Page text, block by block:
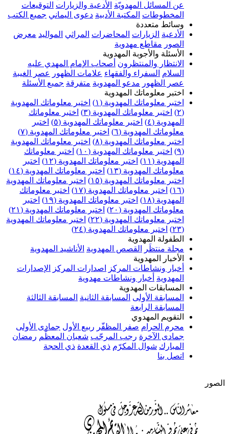
عن المسائل المهدويّة الأدعية والزيارات التوقيعات
المخطوطات المكتبة الأدبية دعوى اليماني جميع الكتب
وسائط متعددة
الأدعية الزيارات المحاضرات المراثي المواليد معرض
الصور مقاطع مهدوية
الأسئلة والأجوبة المهدوية
الانتظار والمنتظرون أصحاب الإمام المهدي عليه
السلام السفراء والفقهاء علامات الظهور
عصر الغيبة
عصر الظهور مدعو المهدوية متفرقة جميع الأسئلة
اختبر معلوماتك المهدوية
اختبر معلوماتك المهدوية (١)
اختبر معلوماتك المهدوية
(٢)
اختبر معلوماتك المهدوية (٣)
اختبر معلوماتك
المهدوية (٤)
اختبر معلوماتك المهدوية (٥)
اختبر
معلوماتك المهدوية (٦)
اختبر معلوماتك المهدوية (٧)
اختبر معلوماتك المهدوية (٨)
اختبر معلوماتك المهدوية
(٩)
اختبر معلوماتك المهدوية (١٠)
اختبر معلوماتك
المهدوية (١١)
اختبر معلوماتك المهدوية (١٢)
اختبر
معلوماتك المهدوية (١٣)
اختبر معلوماتك المهدوية (١٤)
اختبر معلوماتك المهدوية (١٥)
اختبر معلوماتك المهدوية
(١٦)
اختبر معلوماتك المهدوية (١٧)
اختبر معلوماتك
المهدوية (١٨)
اختبر معلوماتك المهدوية (١٩)
اختبر
معلوماتك المهدوية (٢٠)
اختبر معلوماتك المهدوية (٢١)
اختبر معلوماتك المهدوية (٢٢)
اختبر معلوماتك المهدوية
(٢٣)
اختبر معلوماتك المهدوية (٢٤)
الطفولة المهدوية
مجلة منتظَر
القصص المهدوية الأناشيد المهدوية
الأخبار المهدوية
أخبار ونشاطات المركز
اصدارات المركز
الإصدارات
المهدوية أخبار ونشاطات مهدوية
المسابقات المهدوية
المسابقة الأولى المسابقة الثانية المسابقة الثالثة
المسابقة الرابعة
التقويم المهدوي
محرم الحرام صفر المظفّر ربيع الأول جمادى الأولى
جمادى الآخرة رجب المرجّب شعبان المعظّم رمضان
المبارك شوال المكرّم ذي القعدة ذي الحجة
اتصل بنا
الصور